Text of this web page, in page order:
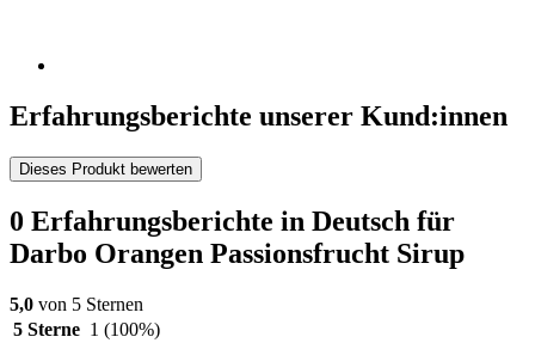
Erfahrungsberichte unserer Kund:innen
Dieses Produkt bewerten
0 Erfahrungsberichte in Deutsch für
Darbo Orangen Passionsfrucht Sirup
5,0 von 5 Sternen
5 Sterne 1 (100%)